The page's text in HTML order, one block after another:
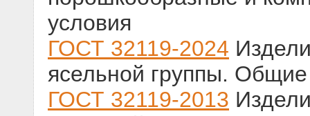
условия
ГОСТ 32119-2024
ясельной группы. Общие
ГОСТ 32119-2013